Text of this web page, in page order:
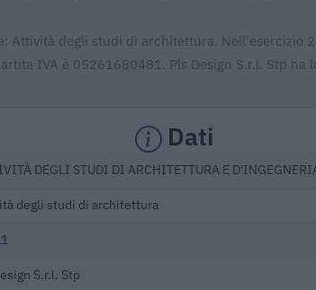
Attività degli studi di architettura. Nell'esercizio
IVA è 05261680481. Pls Design S.r.l. Stp ha
Dati
DEGLI STUDI DI ARCHITETTURA E
degli studi di architettura
S.r.l. Stp